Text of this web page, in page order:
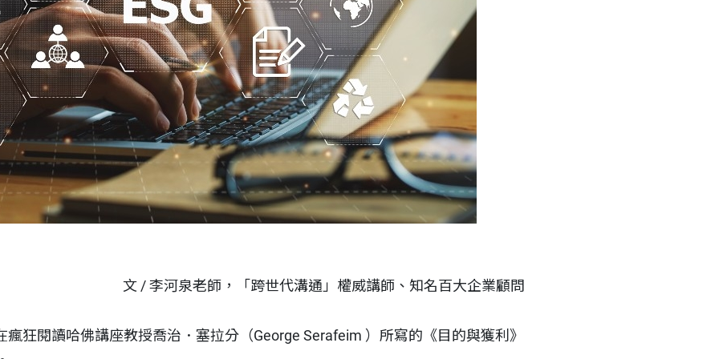
文 / 李河泉老師，「跨世代溝通」權威講師、知名百大企業顧問
狂閱讀哈佛講座教授喬治．塞拉分（George Serafeim ）所寫的《目的與獲利》